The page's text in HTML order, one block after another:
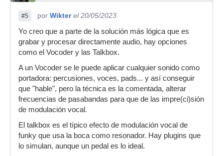
#5 por Wikter el 20/05/2023
Yo creo que a parte de la solución más lógica que es
grabar y procesar directamente audio, hay opciones
como el Vocoder y las Talkbox.
A un Vocoder se le puede aplicar cualquier sonido como
portadora: percusiones, voces, pads... y así conseguir
que "hable", pero la técnica es la comentada, alterar
frecuencias de pasabandas para que de las impre(ci)sión
de modulación vocal.
El talkbox es el típico efecto de modulación vocal de
funky que usa la boca como resonador. Hay plugins que
lo simulan, aunque un pedal es lo ideal.